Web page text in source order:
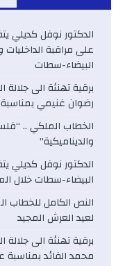
على مراقبة
البيضاء-سطات
برقية تهنئة الى
رضوان غنيمي
الخطاب الملكي ..
والديناميكية”
البيضاء-سطات خلال الموسم
لعيد العرش المجيد
برقية تهنئة الى
محمد الفائد بمناسبة